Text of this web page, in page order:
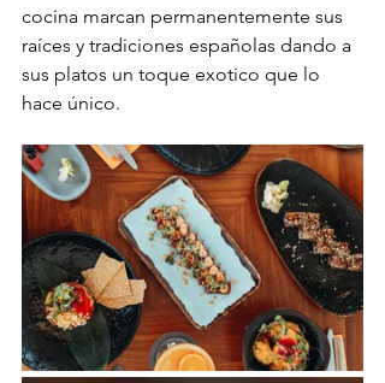
cocina marcan permanentemente sus
raíces y tradiciones españolas dando a
sus platos un toque exotico que lo
hace único.